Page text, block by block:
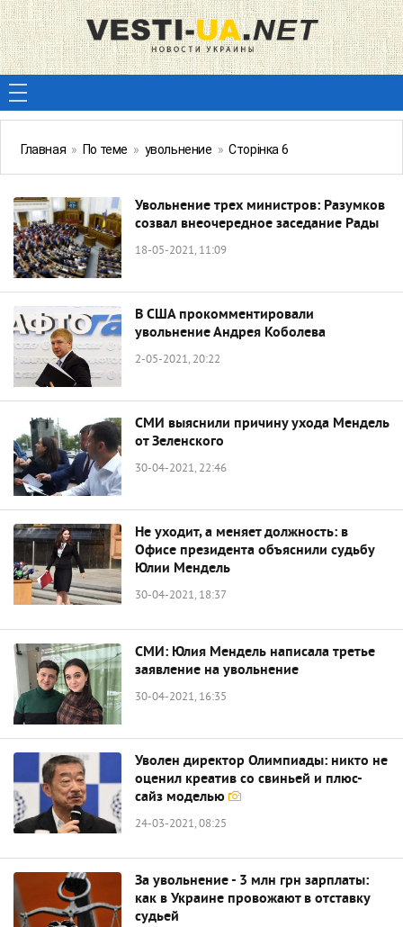
Главная » По теме » увольнение » Сторінка 6
Увольнение трех министров: Разумков
созвал внеочередное заседание Рады
18-05-2021, 11:09
В США прокомментировали
увольнение Андрея Коболева
2-05-2021, 20:22
СМИ выяснили причину ухода Мендель
от Зеленского
30-04-2021, 22:46
Не уходит, а меняет должность: в
Офисе президента объяснили судьбу
Юлии Мендель
30-04-2021, 18:37
СМИ: Юлия Мендель написала третье
заявление на увольнение
30-04-2021, 16:35
Уволен директор Олимпиады: никто не
оценил креатив со свиньей и плюс-
сайз моделью
24-03-2021, 08:25
За увольнение - 3 млн грн зарплаты:
как в Украине провожают в отставку
судьей